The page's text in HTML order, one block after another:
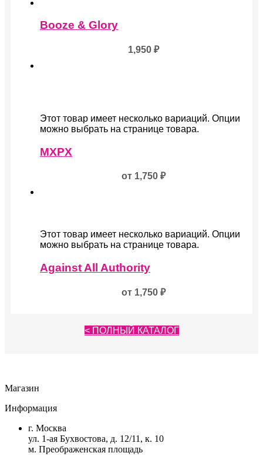
Booze & Glory
1,950 ₽
Этот товар имеет несколько вариаций. Опции
можно выбрать на странице товара.
MXPX
от 1,750 ₽
Этот товар имеет несколько вариаций. Опции
можно выбрать на странице товара.
Against All Authority
от 1,750 ₽
< ПОЛНЫЙ КАТАЛОГ
Магазин
Информация
г. Москва
ул. 1-ая Бухвостова, д. 12/11, к. 10
м. Преображенская площадь